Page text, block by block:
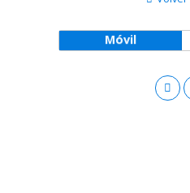
Móvil